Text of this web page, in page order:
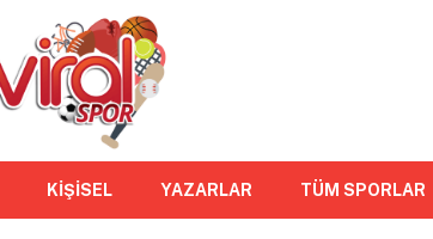
KİŞİSEL YAZARLAR TÜM SPORLAR